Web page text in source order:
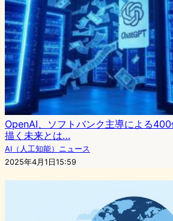
OpenAI、ソフトバンク主導による
描く未来とは…
AI（人工知能）ニュース
2025年4月1日15:59